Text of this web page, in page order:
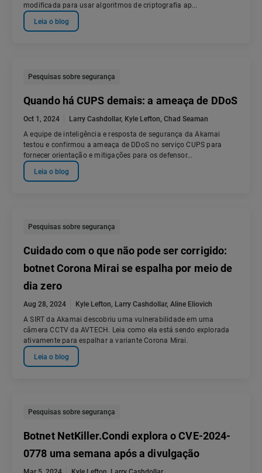
modificada para usar algoritmos de criptografia ap...
Leia o blog
Pesquisas sobre segurança
Quando há CUPS demais: a ameaça de DDoS
Oct 1, 2024 Larry Cashdollar, Kyle Lefton, Chad Seaman
A equipe de inteligência e resposta de segurança da Akamai
testou e confirmou a ameaça de DDoS no serviço CUPS para
fornecer orientação e mitigações para os defensor...
Leia o blog
Pesquisas sobre segurança
Cuidado com o que não pode ser corrigido:
botnet Corona Mirai se espalha por meio de
dia zero
Aug 28, 2024 Kyle Lefton, Larry Cashdollar, Aline Eliovich
A SIRT da Akamai descobriu uma vulnerabilidade em uma
câmera CCTV da AVTECH. Leia como ela está sendo explorada
ativamente para espalhar a variante Corona Mirai.
Leia o blog
Pesquisas sobre segurança
Botnet NetKiller.Condi explora o CVE-2024-
0778 uma semana após a divulgação